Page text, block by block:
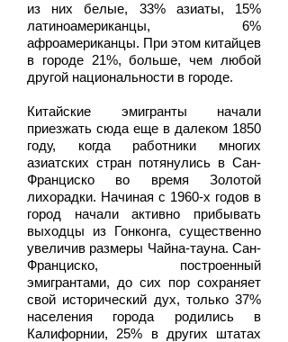
из них белые, 33% азиаты, 15%
латиноамериканцы, 6%
афроамериканцы. При этом китайцев
в городе 21%, больше, чем любой
другой национальности в городе.
Китайские эмигранты начали
приезжать сюда еще в далеком 1850
году, когда работники многих
азиатских стран потянулись в Сан-
Франциско во время Золотой
лихорадки. Начиная с 1960-х годов в
город начали активно прибывать
выходцы из Гонконга, существенно
увеличив размеры Чайна-тауна. Сан-
Франциско, построенный
эмигрантами, до сих пор сохраняет
свой исторический дух, только 37%
населения города родились в
Калифорнии, 25% в других штатах